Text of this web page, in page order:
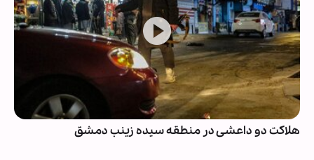
هلاکت دو داعشی در منطقه سیده زینب دمشق